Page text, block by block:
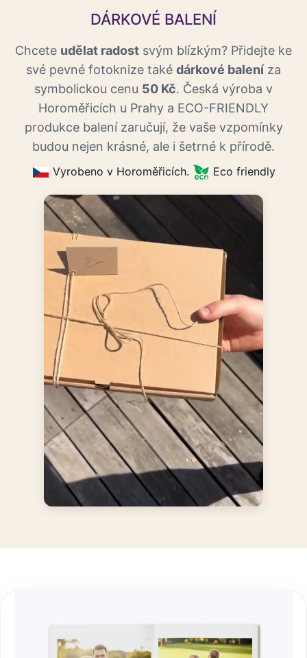
DÁRKOVÉ BALENÍ
Chcete udělat radost svým blízkým? Přidejte ke
své pevné fotoknize také dárkové balení za
symbolickou cenu 50 Kč. Česká výroba v
Horoměřicích u Prahy a ECO-FRIENDLY
produkce balení zaručují, že vaše vzpomínky
budou nejen krásné, ale i šetrné k přírodě.
Vyrobeno v Horoměřicích. Eco friendly